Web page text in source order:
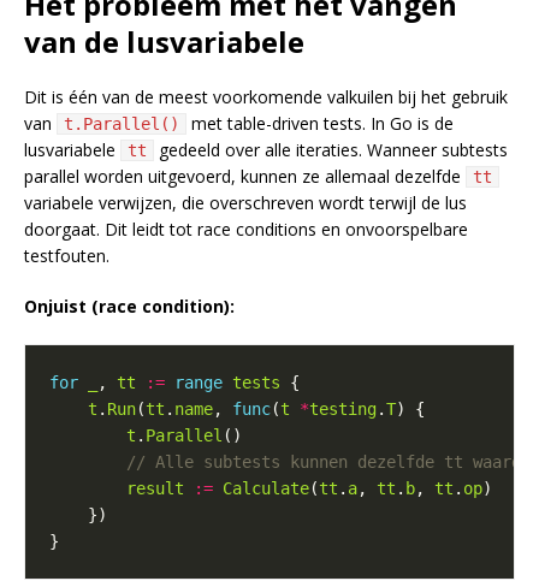
van de lusvariabele
Dit is één van de meest voorkomende valkuilen bij het gebruik
van
t.Parallel()
met table-driven tests. In Go is de
lusvariabele
tt
gedeeld over alle iteraties. Wanneer subtests
parallel worden uitgevoerd, kunnen ze allemaal dezelfde
tt
variabele verwijzen, die overschreven wordt terwijl de lus
doorgaat. Dit leidt tot race conditions en onvoorspelbare
testfouten.
Onjuist (race condition):
for , tt := range tests
t . Run(tt . name, func(t *testing.T
t . Parallel
result := Calculate(tt . a, tt . b, tt . op